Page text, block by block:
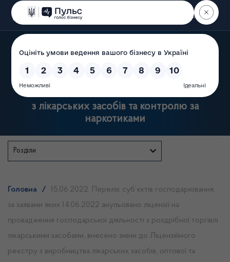
Пошук
Державна служба України
з лікарських засобів та контролю за
наркотиками
Розділи
Головна /
15.06.2022. Перелік суб’єктів господарювання,
за заявами яких 14.06.2022 анульовано ліцензії на
провадження господарської діяльності з роздрібної торгівлі
лікарськими засобами, внесено зміни до Ліцензійного
реєстру з виробництва лікарських засобів, оптової та